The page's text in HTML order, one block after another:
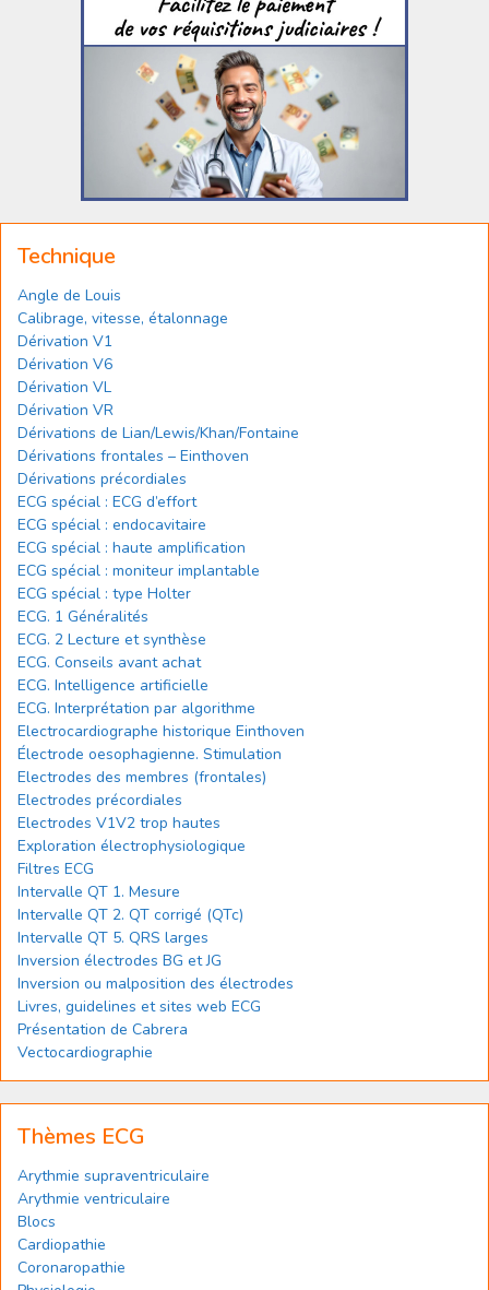
Technique
Angle de Louis
Calibrage, vitesse, étalonnage
Dérivation V1
Dérivation V6
Dérivation VL
Dérivation VR
Dérivations de Lian/Lewis/Khan/Fontaine
Dérivations frontales – Einthoven
Dérivations précordiales
ECG spécial : ECG d’effort
ECG spécial : endocavitaire
ECG spécial : haute amplification
ECG spécial : moniteur implantable
ECG spécial : type Holter
ECG. 1 Généralités
ECG. 2 Lecture et synthèse
ECG. Conseils avant achat
ECG. Intelligence artificielle
ECG. Interprétation par algorithme
Electrocardiographe historique Einthoven
Électrode oesophagienne. Stimulation
Electrodes des membres (frontales)
Electrodes précordiales
Electrodes V1V2 trop hautes
Exploration électrophysiologique
Filtres ECG
Intervalle QT 1. Mesure
Intervalle QT 2. QT corrigé (QTc)
Intervalle QT 5. QRS larges
Inversion électrodes BG et JG
Inversion ou malposition des électrodes
Livres, guidelines et sites web ECG
Présentation de Cabrera
Vectocardiographie
Thèmes ECG
Arythmie supraventriculaire
Arythmie ventriculaire
Blocs
Cardiopathie
Coronaropathie